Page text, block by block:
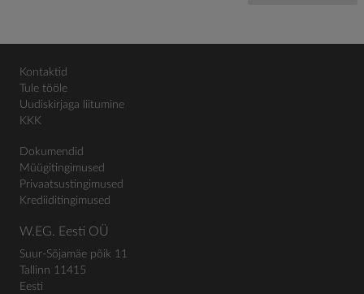
Kontaktid
Tule tööle
Uudiskirjaga liitumine
KKK
Dokumendid
Müügitingimused
Privaatsustingimused
Krediiditingimused
W.EG. Eesti OÜ
Suur-Sõjamäe põik 11
Tallinn 11415
Eesti